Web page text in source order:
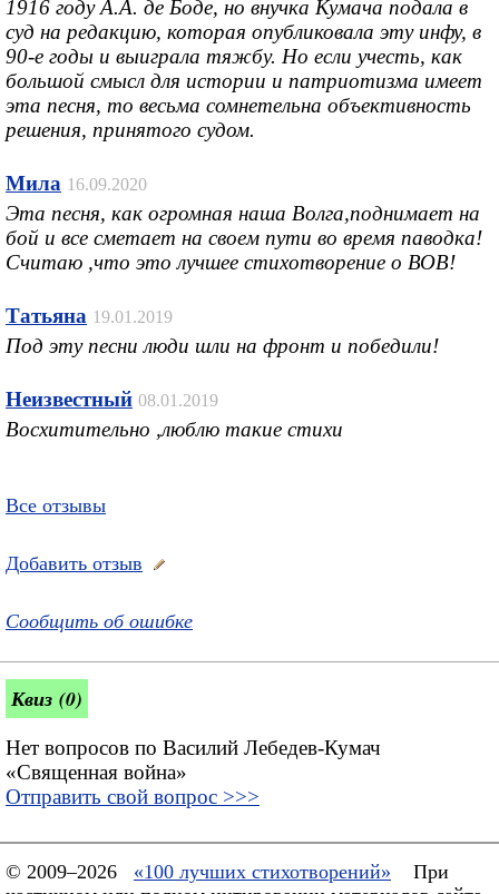
1916 году А.А. де Боде, но внучка Кумача подала в
суд на редакцию, которая опубликовала эту инфу, в
90-е годы и выиграла тяжбу. Но если учесть, как
большой смысл для истории и патриотизма имеет
эта песня, то весьма сомнетельна объективность
решения, принятого судом.
Мила 16.09.2020
Эта песня, как огромная наша Волга,поднимает на
бой и все сметает на своем пути во время паводка!
Считаю ,что это лучшее стихотворение о ВОВ!
Татьяна 19.01.2019
Под эту песни люди шли на фронт и победили!
Неизвестный 08.01.2019
Восхитительно ,люблю такие стихи
Все отзывы
Добавить отзыв
Сообщить об ошибке
Квиз (0)
Нет вопросов по Василий Лебедев-Кумач
«Священная война»
Отправить свой вопрос >>>
© 2009–2026 «100 лучших стихотворений»
При